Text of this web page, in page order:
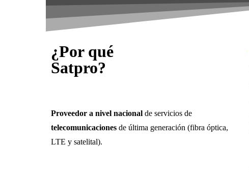
¿Por qué
Satpro?
Proveedor a nivel nacional de servicios de
telecomunicaciones de última generación (fibra óptica,
LTE y satelital).